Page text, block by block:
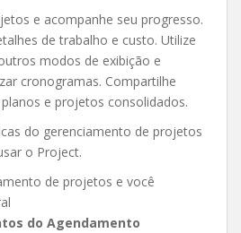
e acompanhe seu progresso.
de trabalho e custo. Utilize
modos de exibição e
cronogramas. Compartilhe
e projetos consolidados.
do gerenciamento de projetos
o Project.
de projetos e você
do Agendamento